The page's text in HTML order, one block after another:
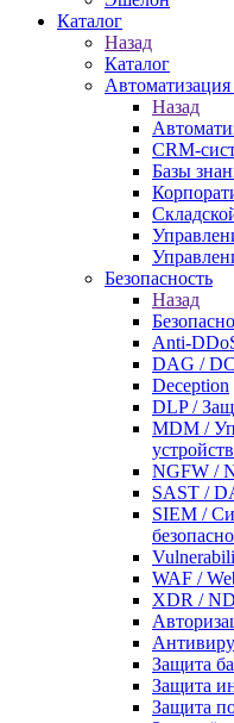
Каталог
Назад
Каталог
Автоматизация
Назад
CRM-
Базы
Безопасность
Назад
Anti-
DAG /
Deception
DLP /
MDM /
NGFW /
SAST /
SIEM /
WAF /
XDR /
Защита
Защита
Защита